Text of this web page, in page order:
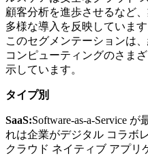
顧客分析を進歩させるなど
多様な導入を反映していま
このセグメンテーションは
コンピューティングのさま
示しています。
タイプ別
SaaS:Software-as-a-Service
れは企業がデジタル コラボ
クラウド ネイティブ アプリ